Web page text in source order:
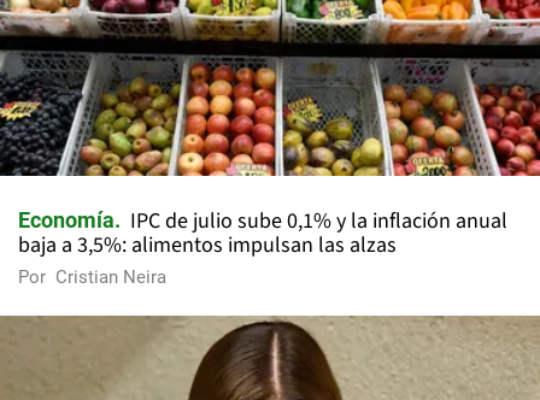
Economía
IPC de julio sube 0,1% y la inflación anual
baja a 3,5%: alimentos impulsan las alzas
Por Cristian Neira